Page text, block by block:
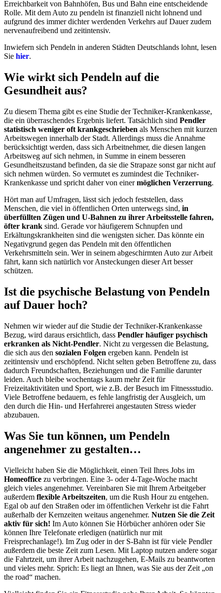
Erreichbarkeit von Bahnhöfen, Bus und Bahn eine entscheidende
Rolle. Mit dem Auto zu pendeln ist finanziell nicht lohnend und
aufgrund des immer dichter werdenden Verkehrs auf Dauer zudem
nervenaufreibend und zeitintensiv.
Inwiefern sich Pendeln in anderen Städten Deutschlands lohnt, lesen
Sie hier.
Wie wirkt sich Pendeln auf die
Gesundheit aus?
Zu diesem Thema gibt es eine Studie der Techniker-Krankenkasse,
die ein überraschendes Ergebnis liefert. Tatsächlich sind Pendler
statistisch weniger oft krankgeschrieben als Menschen mit kurzen
Arbeitswegen innerhalb der Stadt. Allerdings muss die Annahme
berücksichtigt werden, dass sich Arbeitnehmer, die diesen langen
Arbeitsweg auf sich nehmen, in Summe in einem besseren
Gesundheitszustand befinden, da sie die Strapaze sonst gar nicht auf
sich nehmen würden. So vermutet es zumindest die Techniker-
Krankenkasse und spricht daher von einermöglichen Verzerrung.
Hört man auf Umfragen, lässt sich jedoch feststellen, dass
Menschen, die viel in öffentlichen Orten unterwegs sind, in
überfüllten Zügen und U-Bahnen zu ihrer Arbeitsstelle fahren,
öfter krank sind. Gerade vor häufigerem Schnupfen und
Erkältungskrankheiten sind die wenigsten sicher. Das könnte ein
Negativgrund gegen das Pendeln mit den öffentlichen
Verkehrsmitteln sein. Wer in seinem abgeschirmten Auto zur Arbeit
fährt, kann sich natürlich vor Ansteckungen dieser Art besser
schützen.
Ist die psychische Belastung von Pendeln
auf Dauer hoch?
Nehmen wir wieder auf die Studie der Techniker-Krankenkasse
Bezug, wird daraus ersichtlich, dass Pendler häufiger psychisch
erkranken als Nicht-Pendler. Nicht zu vergessen die Belastung,
die sich aus den sozialen Folgen ergeben kann. Pendeln ist
zeitintensiv und erschöpfend. Nicht selten geben Betroffene zu, dass
dadurch Freundschaften, Beziehungen und die Familie darunter
leiden. Auch bleibe wochentags kaum mehr Zeit für
Freizeitaktivitäten und Sport, wie z.B. der Besuch im Fitnessstudio.
Viele Betroffene bedauern, es fehle langfristig der Ausgleich, um
den durch die Hin- und Herfahrerei angestauten Stress wieder
abzubauen.
Was Sie tun können, um Pendeln
angenehmer zu gestalten…
Vielleicht haben Sie die Möglichkeit, einen Teil Ihres Jobs im
Homeoffice zu verbringen. Eine 3- oder 4-Tage-Woche macht
gleich vieles angenehmer. Vereinbaren Sie mit Ihrem Arbeitgeber
außerdem flexible Arbeitszeiten, um die Rush Hour zu entgehen.
Egal ob auf den Straßen oder im öffentlichen Verkehr ist die Fahrt
außerhalb der Kernzeiten weitaus angenehmer. Nutzen Sie die Zeit
aktiv für sich! Im Auto können Sie Hörbücher anhören oder Sie
können Ihre Telefonate erledigen (natürlich nur mit
Freisprechanlage!). Im Zug oder in der S-Bahn ist für viele Pendler
außerdem die beste Zeit zum Lesen. Mit Laptop nutzen andere sogar
die Fahrtzeit, um ihrer Arbeit nachzugehen, E-Mails zu beantworten
und vieles mehr. Sprich: Es liegt an Ihnen, was Sie aus der Zeit „on
the road“ machen.